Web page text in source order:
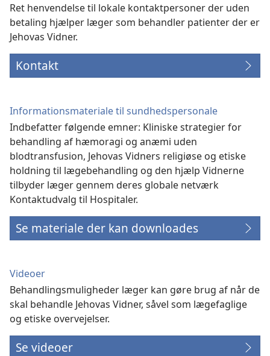
Ret henvendelse til lokale kontaktpersoner der uden
betaling hjælper læger som behandler patienter der er
Jehovas Vidner.
Kontakt
Informationsmateriale til sundhedspersonale
Indbefatter følgende emner: Kliniske strategier for
behandling af hæmoragi og anæmi uden
blodtransfusion, Jehovas Vidners religiøse og etiske
holdning til lægebehandling og den hjælp Vidnerne
tilbyder læger gennem deres globale netværk
Kontaktudvalg til Hospitaler.
Se materiale der kan downloades
Videoer
Behandlingsmuligheder læger kan gøre brug af når de
skal behandle Jehovas Vidner, såvel som lægefaglige
og etiske overvejelser.
Se videoer